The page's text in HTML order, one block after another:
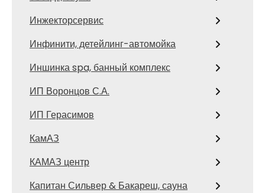
Инжекторсервис
Инфинити, детейлинг-автомойка
Иншинка spa, банный комплекс
ИП Воронцов С.А.
ИП Герасимов
КамАЗ
КАМАЗ центр
Капитан Сильвер & Бакареш, сауна